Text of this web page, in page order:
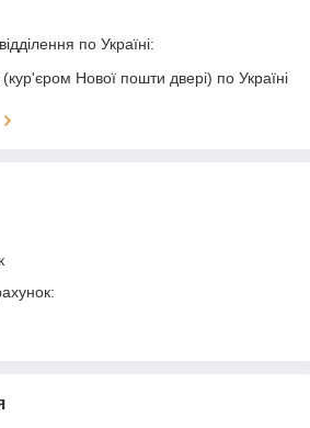
по Україні:
Нової пошти двері) по Україні